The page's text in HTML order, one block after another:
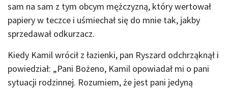
sam na sam z tym obcym mężczyzną, który wertował
papiery w teczce i uśmiechał się do mnie tak, jakby
sprzedawał odkurzacz.
Kiedy Kamil wrócił z łazienki, pan Ryszard odchrząknął i
powiedział: „Pani Bożeno, Kamil opowiadał mi o pani
sytuacji rodzinnej. Rozumiem, że jest pani jedyną